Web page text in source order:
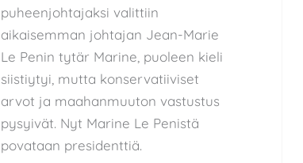
puheenjohtajaksi valittiin
aikaisemman johtajan Jean-Marie
Le Penin tytär Marine, puoleen kieli
siistiytyi, mutta konservatiiviset
arvot ja maahanmuuton vastustus
pysyivät. Nyt Marine Le Penistä
povataan presidenttiä.